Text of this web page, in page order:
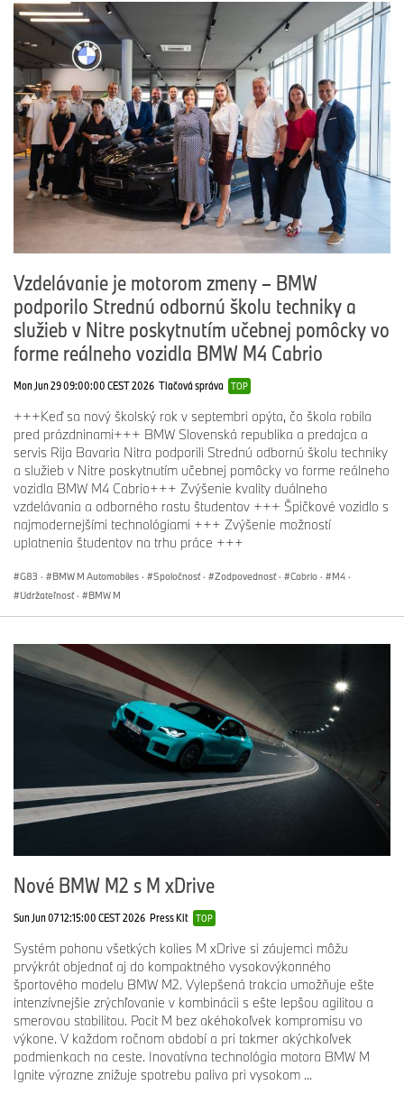
Vzdelávanie je motorom zmeny – BMW
podporilo Strednú odbornú školu techniky a
služieb v Nitre poskytnutím učebnej pomôcky vo
forme reálneho vozidla BMW M4 Cabrio
Mon Jun 29 09:00:00 CEST 2026 Tlačová správa TOP
+++Keď sa nový školský rok v septembri opýta, čo škola robila
pred prázdninami+++ BMW Slovenská republika a predajca a
servis Rija Bavaria Nitra podporili Strednú odbornú školu techniky
a služieb v Nitre poskytnutím učebnej pomôcky vo forme reálneho
vozidla BMW M4 Cabrio+++ Zvýšenie kvality duálneho
vzdelávania a odborného rastu študentov +++ Špičkové vozidlo s
najmodernejšími technológiami +++ Zvýšenie možností
uplatnenia študentov na trhu práce +++
G83 · BMW M Automobiles · Spoločnosť · Zodpovednosť · Cabrio · M4 ·
Udržateľnosť · BMW M
Nové BMW M2 s M xDrive
Sun Jun 07 12:15:00 CEST 2026 Press Kit TOP
Systém pohonu všetkých kolies M xDrive si záujemci môžu
prvýkrát objednať aj do kompaktného vysokovýkonného
športového modelu BMW M2. Vylepšená trakcia umožňuje ešte
intenzívnejšie zrýchľovanie v kombinácii s ešte lepšou agilitou a
smerovou stabilitou. Pocit M bez akéhokoľvek kompromisu vo
výkone. V každom ročnom období a pri takmer akýchkoľvek
podmienkach na ceste. Inovatívna technológia motora BMW M
Ignite výrazne znižuje spotrebu paliva pri vysokom ...